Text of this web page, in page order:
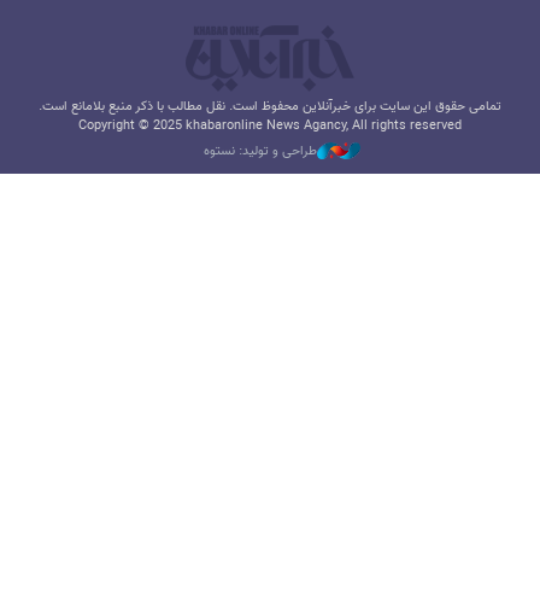
تمامی حقوق این سایت برای خبرآنلاین محفوظ است. نقل مطالب با ذکر منبع بلامانع است.
Copyright © 2025 khabaronline News Agancy, All rights reserved
طراحی و تولید: نستوه